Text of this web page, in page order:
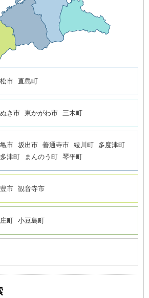
市 直島町
き市 東かがわ市 三木町
市 坂出市 善通寺市 綾川町
多度津町
津町
まんのう町 琴平町
市 観音寺市
町 小豆島町